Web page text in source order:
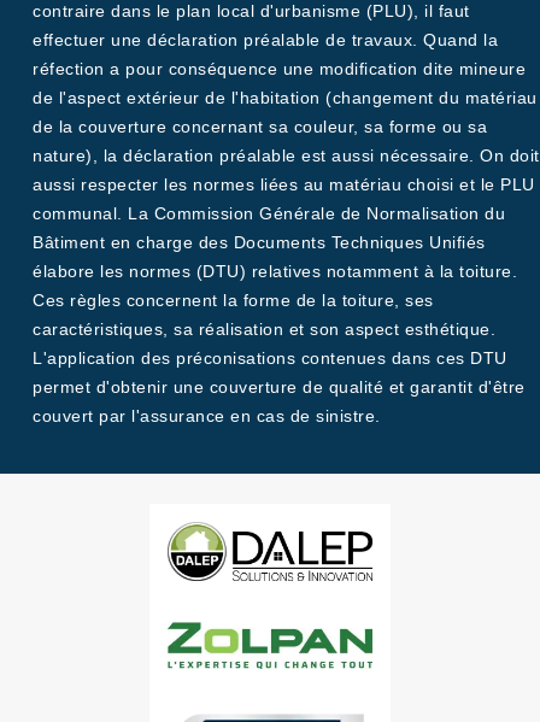
contraire dans le plan local d'urbanisme (PLU), il faut
effectuer une déclaration préalable de travaux. Quand la
réfection a pour conséquence une modification dite mineure
de l'aspect extérieur de l'habitation (changement du matériau
de la couverture concernant sa couleur, sa forme ou sa
nature), la déclaration préalable est aussi nécessaire. On doit
aussi respecter les normes liées au matériau choisi et le PLU
communal. La Commission Générale de Normalisation du
Bâtiment en charge des Documents Techniques Unifiés
élabore les normes (DTU) relatives notamment à la toiture.
Ces règles concernent la forme de la toiture, ses
caractéristiques, sa réalisation et son aspect esthétique.
L'application des préconisations contenues dans ces DTU
permet d'obtenir une couverture de qualité et garantit d'être
couvert par l'assurance en cas de sinistre.